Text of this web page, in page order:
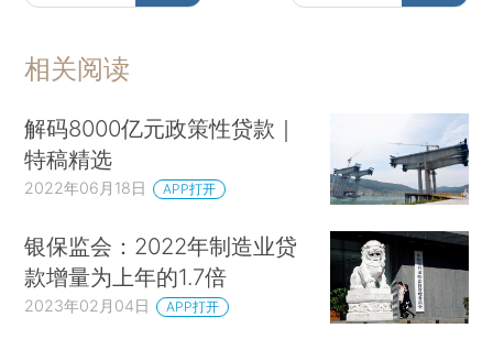
相关阅读
解码8000亿元政策性贷款｜
特稿精选
2022年06月18日 APP打开
银保监会：2022年制造业贷
款增量为上年的1.7倍
2023年02月04日 APP打开